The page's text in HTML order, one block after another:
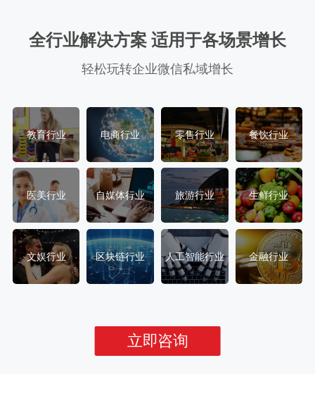
全行业解决方案 适用于各场景增长
轻松玩转企业微信私域增长
教育行业 电商行业 零售行业 餐饮行业
医美行业 自媒体行业 旅游行业 生鲜行业
文娱行业 区块链行业 人工智能行业 金融行业
立即咨询